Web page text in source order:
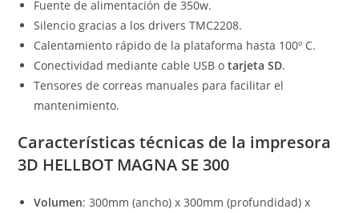
Fuente de alimentación de 350w.
Silencio gracias a los drivers TMC2208.
Calentamiento rápido de la plataforma hasta 100º C.
Conectividad mediante cable USB otarjeta SD.
Tensores de correas manuales para facilitar el
mantenimiento.
Características técnicas de la impresora
3D HELLBOT MAGNA SE 300
Volumen: 300mm (ancho) x 300mm (profundidad) x